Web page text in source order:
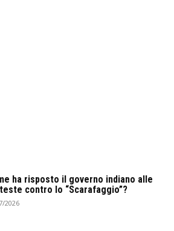
ha risposto il governo indiano alle
contro lo “Scarafaggio”?
2026